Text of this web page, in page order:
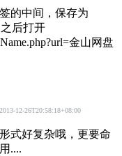
的中间，保存为
之后打开
金山网盘
2013-12-26T20:58:18+08:00
式好复杂哦，更要命
....